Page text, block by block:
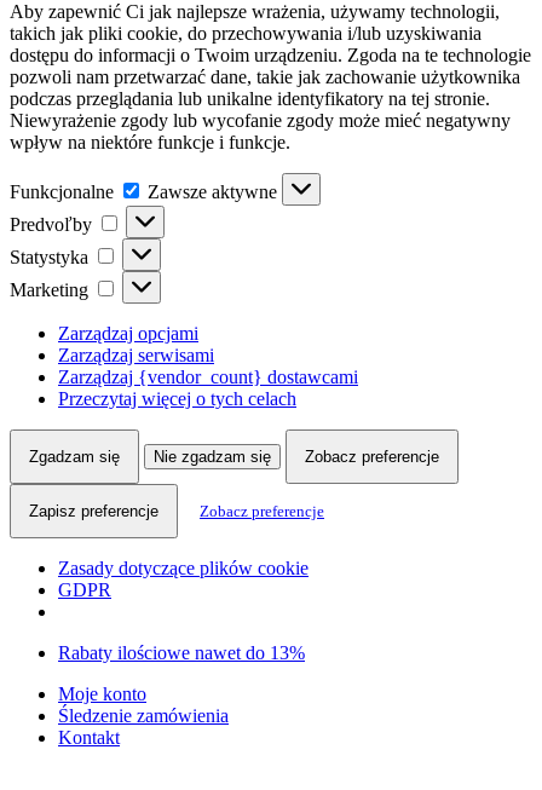
Aby zapewnić Ci jak najlepsze wrażenia, używamy technologii,
takich jak pliki cookie, do przechowywania i/lub uzyskiwania
dostępu do informacji o Twoim urządzeniu. Zgoda na te technologie
pozwoli nam przetwarzać dane, takie jak zachowanie użytkownika
podczas przeglądania lub unikalne identyfikatory na tej stronie.
Niewyrażenie zgody lub wycofanie zgody może mieć negatywny
wpływ na niektóre funkcje i funkcje.
Funkcjonalne Funkcjonalne
Zawsze aktywne
Predvoľby
Predvoľby
Statystyka Statystyka
Marketing Marketing
Zarządzaj opcjami
Zarządzaj serwisami
Zarządzaj {vendor_count} dostawcami
Przeczytaj więcej o tych celach
Zgadzam się Nie zgadzam się Zobacz preferencje
Zapisz preferencje Zobacz preferencje
Zasady dotyczące plików cookie
GDPR
Skip
navigation
Skip
content
Rabaty ilościowe nawet do 13%
Moje konto
Śledzenie zamówienia
Kontakt